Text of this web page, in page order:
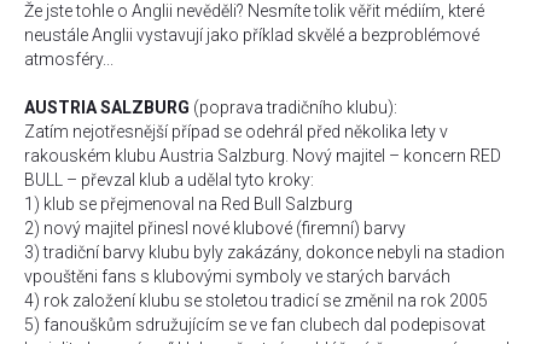
Že jste tohle o Anglii nevěděli? Nesmíte tolik věřit médiím, které
neustále Anglii vystavují jako příklad skvělé a bezproblémové
atmosféry...
AUSTRIA SALZBURG (poprava tradičního klubu):
Zatím nejotřesnější případ se odehrál před několika lety v
rakouském klubu Austria Salzburg. Nový majitel – koncern RED
BULL – převzal klub a udělal tyto kroky:
1) klub se přejmenoval na Red Bull Salzburg
2) nový majitel přinesl nové klubové (firemní) barvy
3) tradiční barvy klubu byly zakázány, dokonce nebyli na stadion
vpouštěni fans s klubovými symboly ve starých barvách
4) rok založení klubu se stoletou tradicí se změnil na rok 2005
5) fanouškům sdružujícím se ve fan clubech dal podepisovat